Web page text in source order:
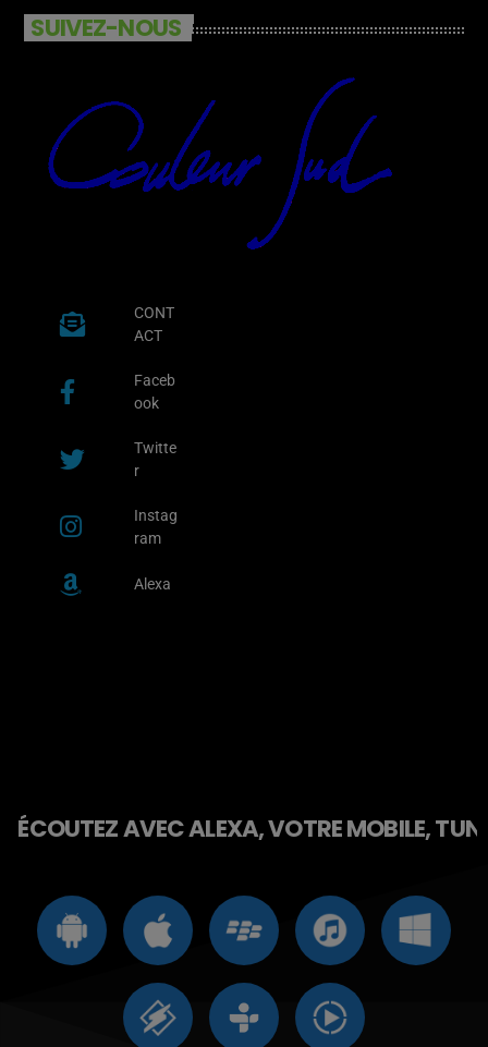
SUIVEZ-NOUS
CONT
ACT
Faceb
ook
Twitte
r
Instag
ram
Alexa
ÉCOUTEZ AVEC ALEXA, VOTRE MOBILE,